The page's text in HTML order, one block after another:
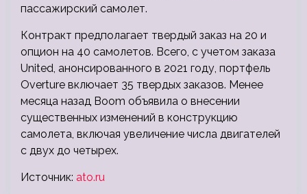
пассажирский самолет.
Контракт предполагает твердый заказ на 20 и
опцион на 40 самолетов. Всего, с учетом заказа
United, анонсированного в 2021 году, портфель
Overture включает 35 твердых заказов. Менее
месяца назад Boom объявила о внесении
существенных изменений в конструкцию
самолета, включая увеличение числа двигателей
с двух до четырех.
Источник: ato.ru